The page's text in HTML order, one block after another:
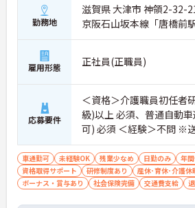
勤務地
滋賀県 大津市 神領2-32-
京阪石山坂本線「唐橋前
雇用形態 正社員(正職員)
応募要件
＜資格＞介護職員初任者
級)以上 必須、普通自動
可) 必須 ＜経験＞不問 ※
なります
車通勤可 未経験OK 残業少なめ 日勤のみ
年
資格取得サポート
研修制度あり
産休･育休･介護休
ボーナス・賞与あり
社会保険完備 交通費支給